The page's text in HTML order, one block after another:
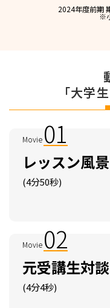
2024年度前期
※
「大学
Movie 01
レッスン⾵景
(4分50秒)
Movie 02
元受講⽣対
(4分4秒)